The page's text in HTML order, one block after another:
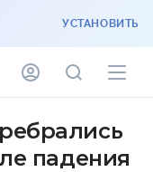
УСТАНОВИТЬ
падения